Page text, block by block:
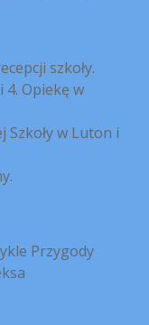
szkoły.
4. Opiekę w
w Luton i